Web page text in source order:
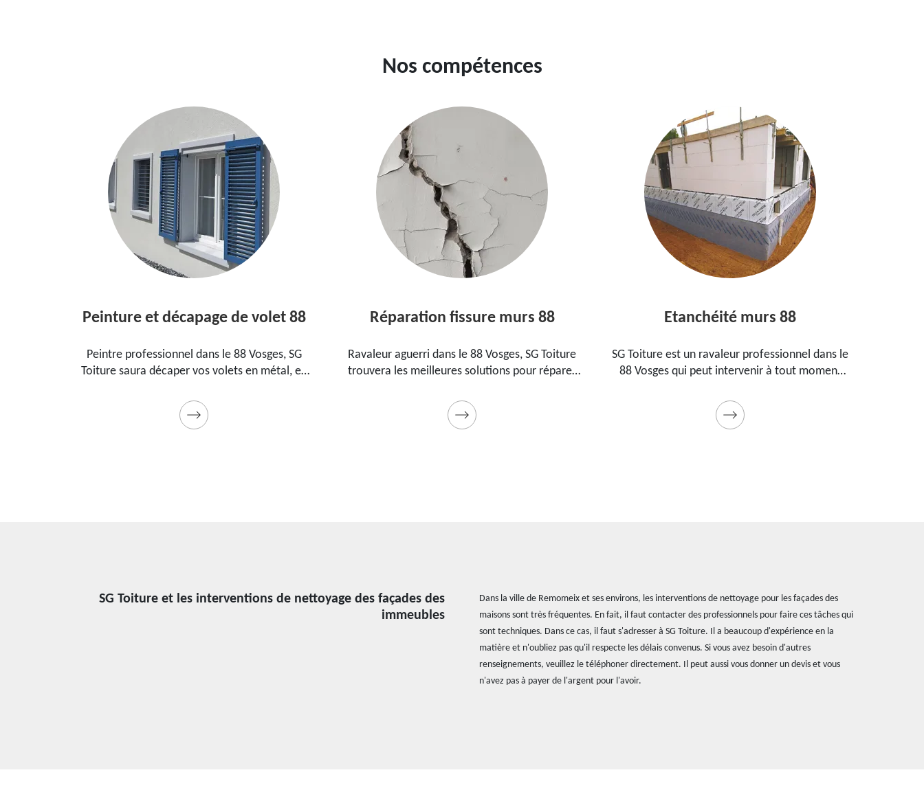
Nos compétences
Peinture et décapage de volet 88
Peintre professionnel dans le 88 Vosges, SG
Toiture saura décaper vos volets en métal, en
Utilise des produits et des peintures de qualité.
Devis détaillé offert
Réparation fissure murs 88
Ravaleur aguerri dans le 88 Vosges, SG Toiture
trouvera les meilleures solutions pour réparer
qualité et des matériels professionnels. Travaux
garantis décennaux
Etanchéité murs 88
SG Toiture est un ravaleur professionnel dans le
88 Vosges qui peut intervenir à tout moment
pas cher pour ce faire
SG Toiture et les interventions de nettoyage des façades des
immeubles
Dans la ville de Remomeix et ses environs, les interventions de nettoyage pour les façades des
maisons sont très fréquentes. En fait, il faut contacter des professionnels pour faire ces tâches qui
sont techniques. Dans ce cas, il faut s'adresser à SG Toiture. Il a beaucoup d'expérience en la
matière et n'oubliez pas qu'il respecte les délais convenus. Si vous avez besoin d'autres
renseignements, veuillez le téléphoner directement. Il peut aussi vous donner un devis et vous
n'avez pas à payer de l'argent pour l'avoir.